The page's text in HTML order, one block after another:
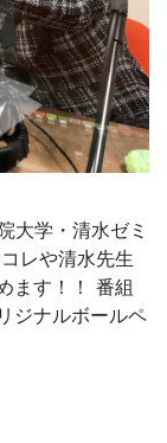
大学・清水ゼミ
レや清水先生
ます！！ 番組
ジナルボールペ